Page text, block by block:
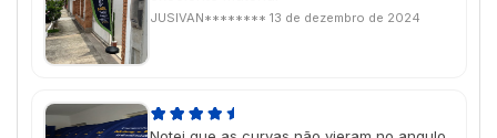
JUSIVAN******** 13 de dezembro de 2024